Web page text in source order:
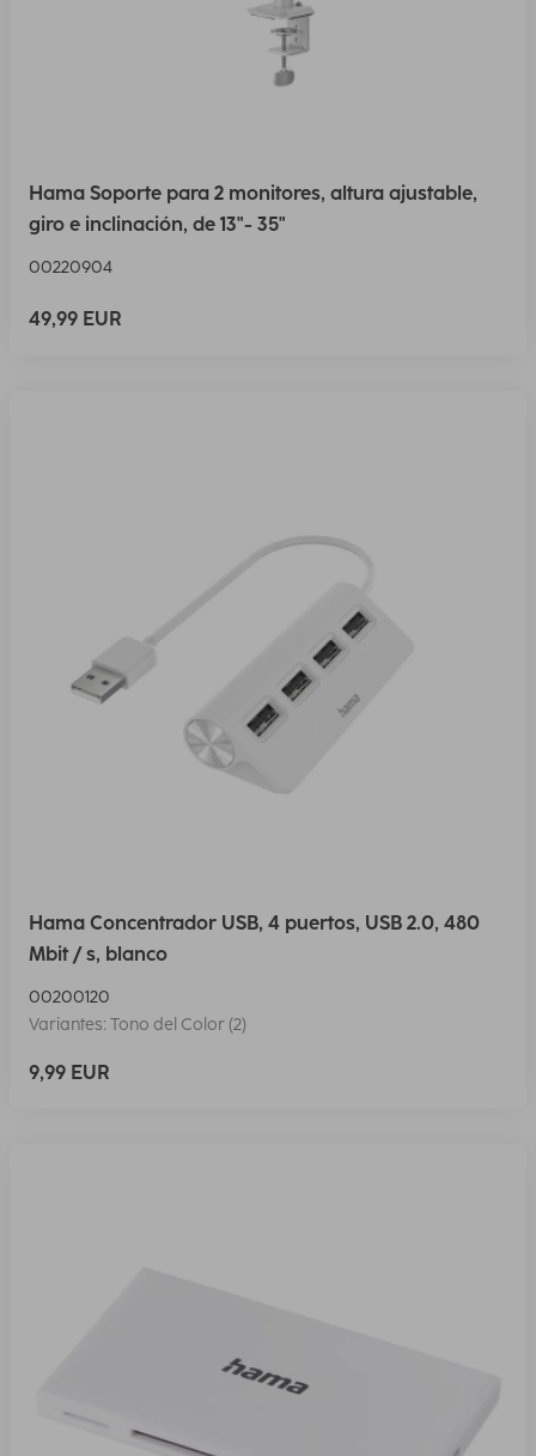
Hama Soporte para 2 monitores, altura ajustable,
giro e inclinación, de 13"- 35"
00220904
49,99 EUR
Hama Concentrador USB, 4 puertos, USB 2.0, 480
Mbit / s, blanco
00200120
Variantes: Tono del Color (2)
9,99 EUR